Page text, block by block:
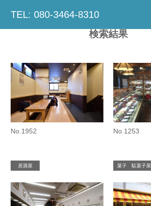
TEL: 080-3464-8310
検索結果
No.1952
居酒屋
No.1253
菓子 駄菓子屋